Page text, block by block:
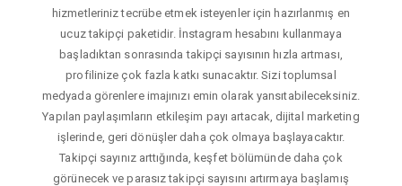
hizmetleriniz tecrübe etmek isteyenler için hazırlanmış en
ucuz takipçi paketidir. İnstagram hesabını kullanmaya
başladıktan sonrasında takipçi sayısının hızla artması,
profilinize çok fazla katkı sunacaktır. Sizi toplumsal
medyada görenlere imajınızı emin olarak yansıtabileceksiniz.
Yapılan paylaşımların etkileşim payı artacak, dijital marketing
işlerinde, geri dönüşler daha çok olmaya başlayacaktır.
Takipçi sayınız arttığında, keşfet bölümünde daha çok
görünecek ve parasız takipçi sayısını artırmaya başlamış